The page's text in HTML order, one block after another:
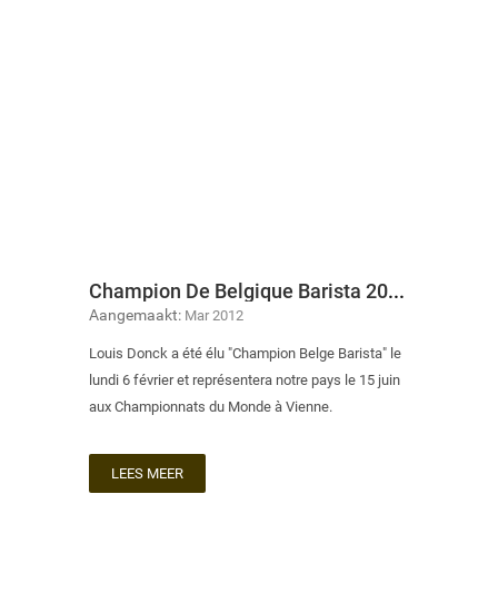
Champion De Belgique Barista 2012
Aangemaakt: Mar 2012
Louis Donck a été élu "Champion Belge Barista" le
lundi 6 février et représentera notre pays le 15 juin
aux Championnats du Monde à Vienne.
LEES MEER